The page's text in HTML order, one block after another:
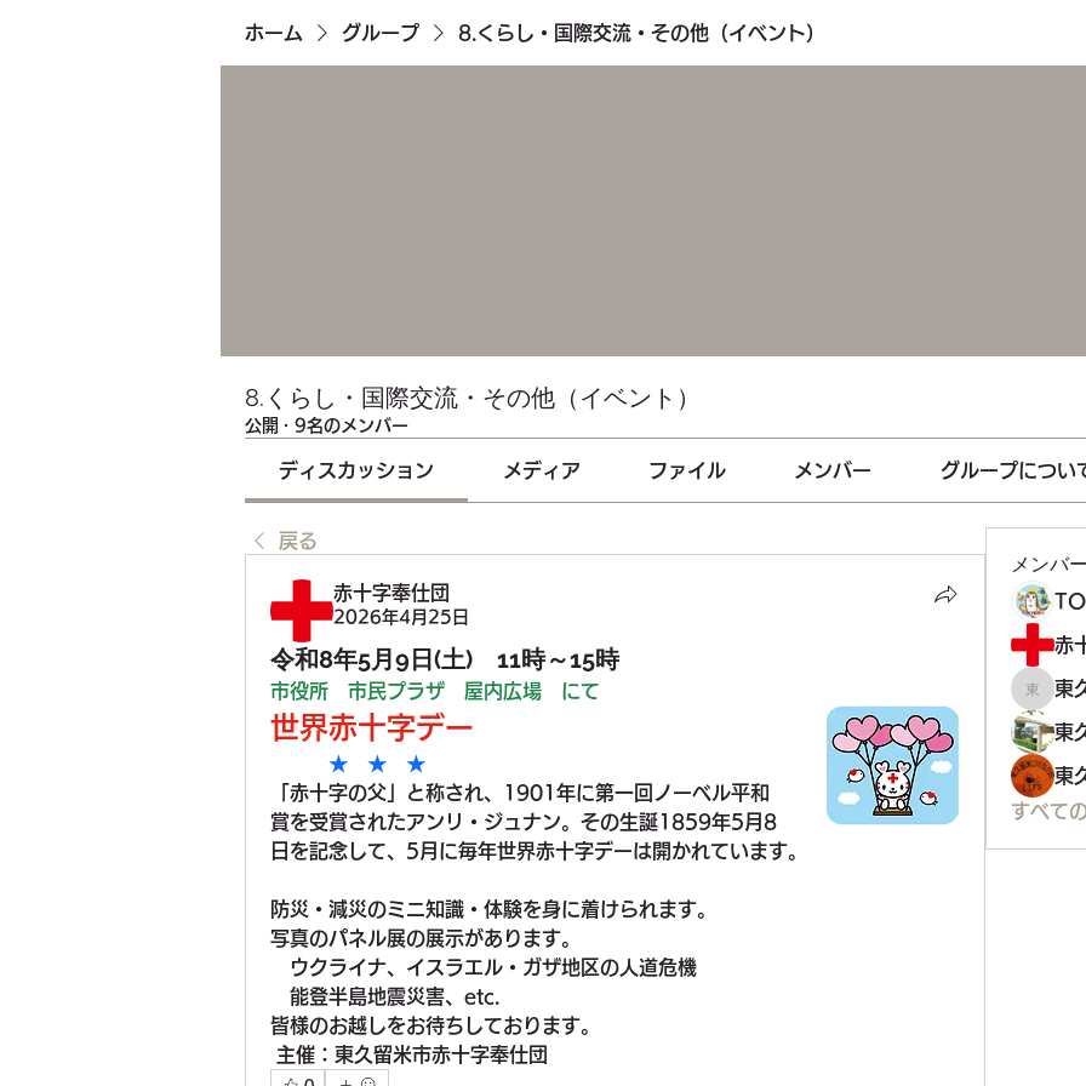
ホーム グループ 8.くらし・国際交流・その他（イベント）
8.くらし・国際交流・その他（イベント）
公開 · 9名のメンバー
ディスカッション メディア ファイル メンバー グループについ
戻る
赤十字奉仕団
2026年4月25日
令和8年5月9日(土) 11時～15時
市役所　市民プラザ　屋内広場　にて
世界赤十字デー
★　★　★
「赤十字の父」と称され、1901年に第一回ノーベル平和
賞を受賞されたアンリ・ジュナン。その生誕1859年5月8
日を記念して、5月に毎年世界赤十字デーは開かれています。
防災・減災のミニ知識・体験を身に着けられます。
写真のパネル展の展示があります。
ウクライナ、イスラエル・ガザ地区の人道危機
能登半島地震災害、etc.
皆様のお越しをお待ちしております。
主催：東久留米市赤十字奉仕団
メンバー
赤
東久留
東
東
すべて